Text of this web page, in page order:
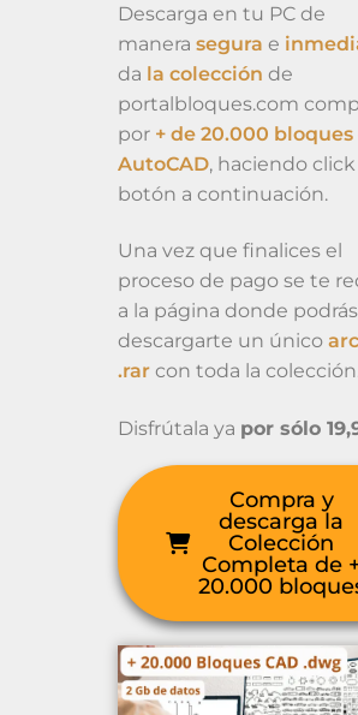
Descarga en tu PC de
manera segura e
da la colección de
portalbloques.com
por + de 20.000 bloques
AutoCAD, haciendo
botón a continuación.
Una vez que finalices el
proceso de pago se te
a la página donde podrás
descargarte un único
.rar con toda la
Disfrútala ya por sólo
Compra y
descarga la
Colección
Completa de
20.000